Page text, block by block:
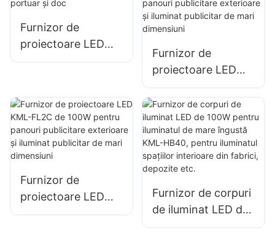
panouri publicitare
și iluminat publicitar
de mari dimensiuni.
Furnizor de
proiectoare LED
KML-FL05 300W,
doc
Furnizor de
proiectoare LED
KML-FL2C de 50W
pentru panouri
publicitare
exterioare și
iluminat publicitar
de mari dimensiuni
Furnizor de
proiectoare LED
KML-FL2C de 100W
Furnizor de corpuri
de iluminat LED de
100W pentru